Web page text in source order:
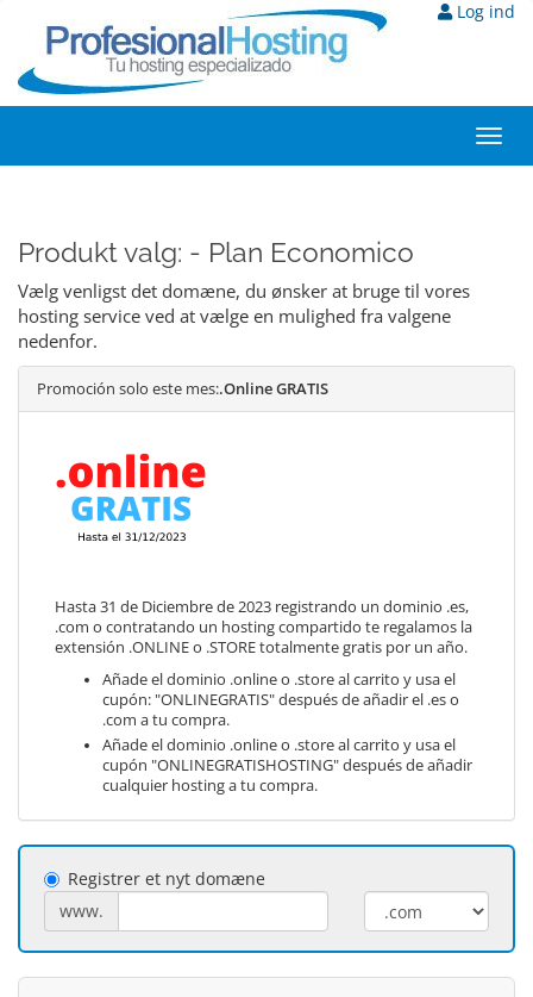
Log ind
Produkt valg: - Plan Economico
Vælg venligst det domæne, du ønsker at bruge til vores
hosting service ved at vælge en mulighed fra valgene
nedenfor.
Promoción solo este mes:.Online GRATIS
Hasta 31 de Diciembre de 2023 registrando un dominio .es,
.com o contratando un hosting compartido te regalamos la
extensión .ONLINE o .STORE totalmente gratis por un año.
Añade el dominio .online o .store al carrito y usa el
cupón: "ONLINEGRATIS" después de añadir el .es o
.com a tu compra.
Añade el dominio .online o .store al carrito y usa el
cupón "ONLINEGRATISHOSTING" después de añadir
cualquier hosting a tu compra.
Registrer et nyt domæne
www.